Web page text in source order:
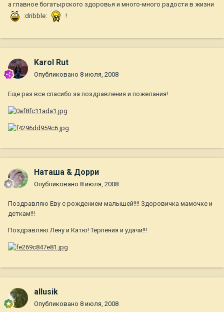
а главное богатырского здоровья и много-много радости в жизни
:dribble:
!
Karol Rut
Опубликовано 8 июля, 2008
Еще раз все спасибо за поздравления и пожелания!
Наташа & Дорри
Опубликовано 8 июля, 2008
Поздравляю Еву с рождением малышей!!!! Здоровичка мамочке и
деткам!!!
Поздравляю Лену и Катю! Терпения и удачи!!!
allusik
Опубликовано 8 июля, 2008